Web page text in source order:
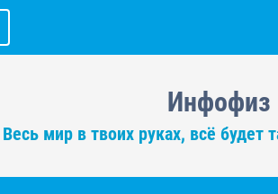
Инфофиз
Весь мир в твоих руках, всё будет